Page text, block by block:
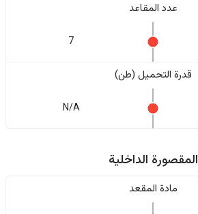
عدد المقاعد
7
قدرة التحميل (طن)
N/A
المقصورة الداخلية
مادة المقعد